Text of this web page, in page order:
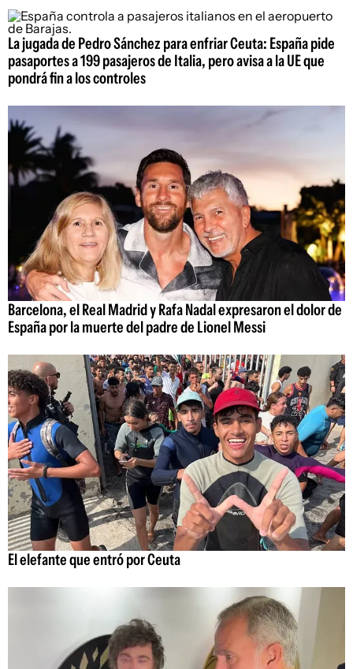
La jugada de Pedro Sánchez para enfriar Ceuta: España pide
pasaportes a 199 pasajeros de Italia, pero avisa a la UE que
pondrá fin a los controles
Barcelona, el Real Madrid y Rafa Nadal expresaron el dolor de
España por la muerte del padre de Lionel Messi
El elefante que entró por Ceuta